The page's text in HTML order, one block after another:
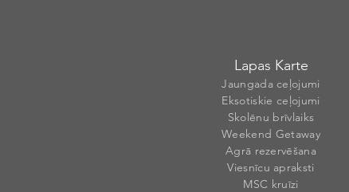
Lapas Karte
Jaungada ceļojumi
Eksotiskie ceļojumi
Skolēnu brīvlaiks
Weekend Getaway
Agrā rezervēšana
Viesnīcu apraksti
MSC kruīzi